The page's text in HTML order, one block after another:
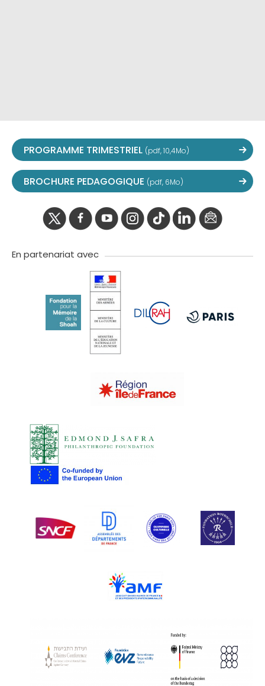
PROGRAMME TRIMESTRIEL (pdf, 10,4Mo)
BROCHURE PEDAGOGIQUE (pdf, 6Mo)
En partenariat avec